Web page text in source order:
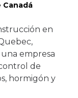
Canadá
en
empresa
de
hormigón y